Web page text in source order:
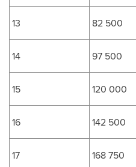
13 82 500
14 97 500
15 120 000
16 142 500
17 168 750